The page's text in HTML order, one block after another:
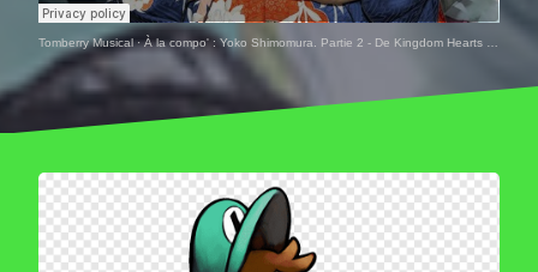
Tomberry Musical·À la compo' : Yoko Shimomura. Partie 2 - De Kingdom Hearts à aujourd'hui